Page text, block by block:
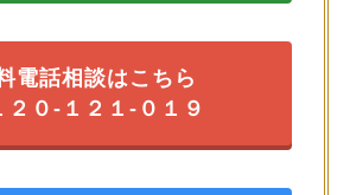
電話相談はこちら
２０-１２１-０１９